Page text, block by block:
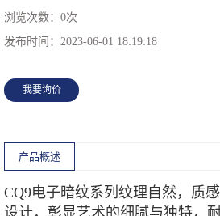
浏览次数： 0次
发布时间： 2023-06-01 18:19:18
我要询价
产品概述
CQ9电子暗纹系列纹理自然，质
设计，彰显艺术的细腻与独特，